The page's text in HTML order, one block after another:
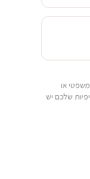
או
שלכם יש